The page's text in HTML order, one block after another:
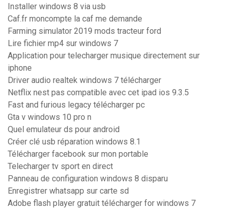
Installer windows 8 via usb
Caf.fr moncompte la caf me demande
Farming simulator 2019 mods tracteur ford
Lire fichier mp4 sur windows 7
Application pour telecharger musique directement sur
iphone
Driver audio realtek windows 7 télécharger
Netflix nest pas compatible avec cet ipad ios 9.3.5
Fast and furious legacy télécharger pc
Gta v windows 10 pro n
Quel emulateur ds pour android
Créer clé usb réparation windows 8.1
Télécharger facebook sur mon portable
Telecharger tv sport en direct
Panneau de configuration windows 8 disparu
Enregistrer whatsapp sur carte sd
Adobe flash player gratuit télécharger for windows 7